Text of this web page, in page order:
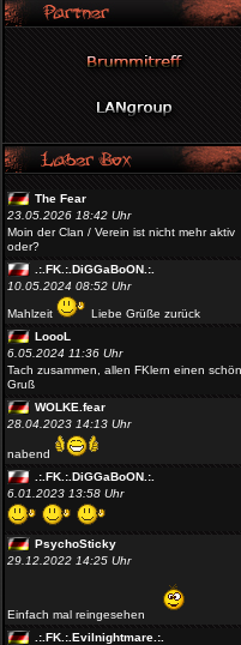
The Fear
23.05.2026 18:42 Uhr
Moin der Clan / Verein ist nicht mehr aktiv
oder?
.:.FK.:.DiGGaBoON.:.
10.05.2024 08:52 Uhr
Mahlzeit
Liebe Grüße zurück
LoooL
6.05.2024 11:36 Uhr
Tach zusammen, allen FKlern einen
Gruß
WOLKE.fear
28.04.2023 14:13 Uhr
nabend
.:.FK.:.DiGGaBoON.:.
6.01.2023 13:58 Uhr
PsychoSticky
29.12.2022 14:25 Uhr
Einfach mal reingesehen
.:.FK.:.Evilnightmare.:.